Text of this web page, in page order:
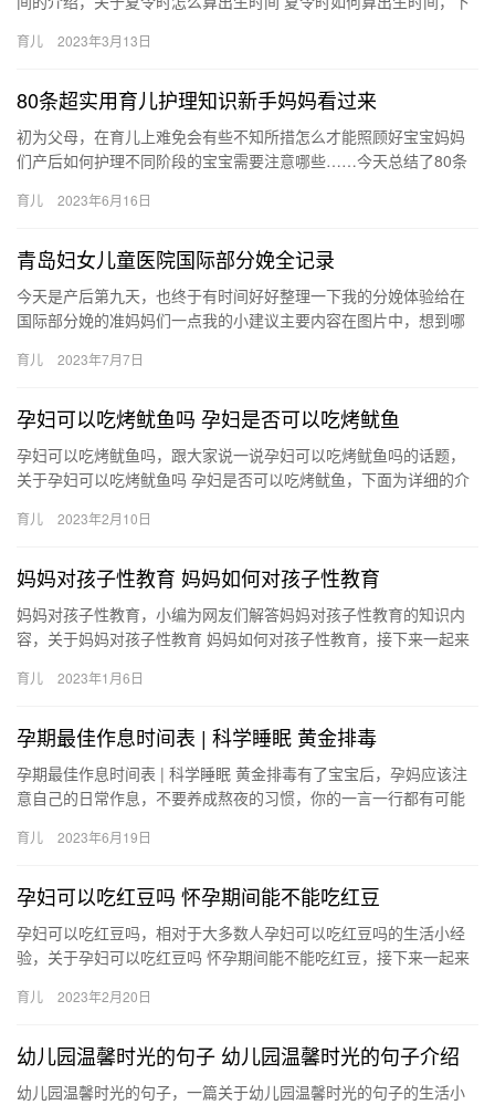
夏…
育儿 2023年3月13日
80条超实用育儿护理知识新手妈妈看过来
初为父母，在育儿上难免会有些不知所措怎么才能照顾好宝宝妈妈
们产后如何护理不同阶段的宝宝需要注意哪些……今天总结了80条
育儿 2023年6月16日
青岛妇女儿童医院国际部分娩全记录
今天是产后第九天，也终于有时间好好整理一下我的分娩体验给在
国际部分娩的准妈妈们一点我的小建议主要内容在图片中，想到哪
有…
育儿 2023年7月7日
孕妇可以吃烤鱿鱼吗 孕妇是否可以吃烤鱿鱼
孕妇可以吃烤鱿鱼吗，跟大家说一说孕妇可以吃烤鱿鱼吗的话题，
关于孕妇可以吃烤鱿鱼吗 孕妇是否可以吃烤鱿鱼，下面为详细的介
妇…
育儿 2023年2月10日
妈妈对孩子性教育 妈妈如何对孩子性教育
妈妈对孩子性教育，小编为网友们解答妈妈对孩子性教育的知识内
容，关于妈妈对孩子性教育 妈妈如何对孩子性教育，接下来一起来
对…
育儿 2023年1月6日
孕期最佳作息时间表 | 科学睡眠 黄金排毒
孕期最佳作息时间表 | 科学睡眠 黄金排毒有了宝宝后，孕妈应该注
意自己的日常作息，不要养成熬夜的习惯，你的一言一行都有可能
育儿 2023年6月19日
孕妇可以吃红豆吗 怀孕期间能不能吃红豆
孕妇可以吃红豆吗，相对于大多数人孕妇可以吃红豆吗的生活小经
验，关于孕妇可以吃红豆吗 怀孕期间能不能吃红豆，接下来一起来
可…
育儿 2023年2月20日
幼儿园温馨时光的句子 幼儿园温馨时光的句子介绍
幼儿园温馨时光的句子，一篇关于幼儿园温馨时光的句子的生活小